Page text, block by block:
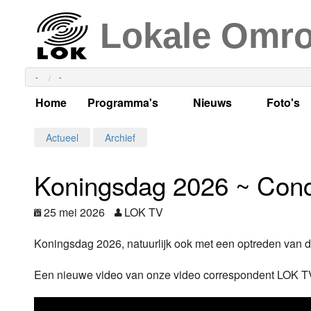
Lokale
- -
Home Programma's
Alle dagen
Per dag
Maandag
Nieuws
Kabelkrant
Foto's
Actueel Archief
Koningsdag 2026 ~
25 mei 2026
LOK TV
Koningsdag 2026, natuurlijk ook met een optreden
Een nieuwe video van onze video correspondent LOK